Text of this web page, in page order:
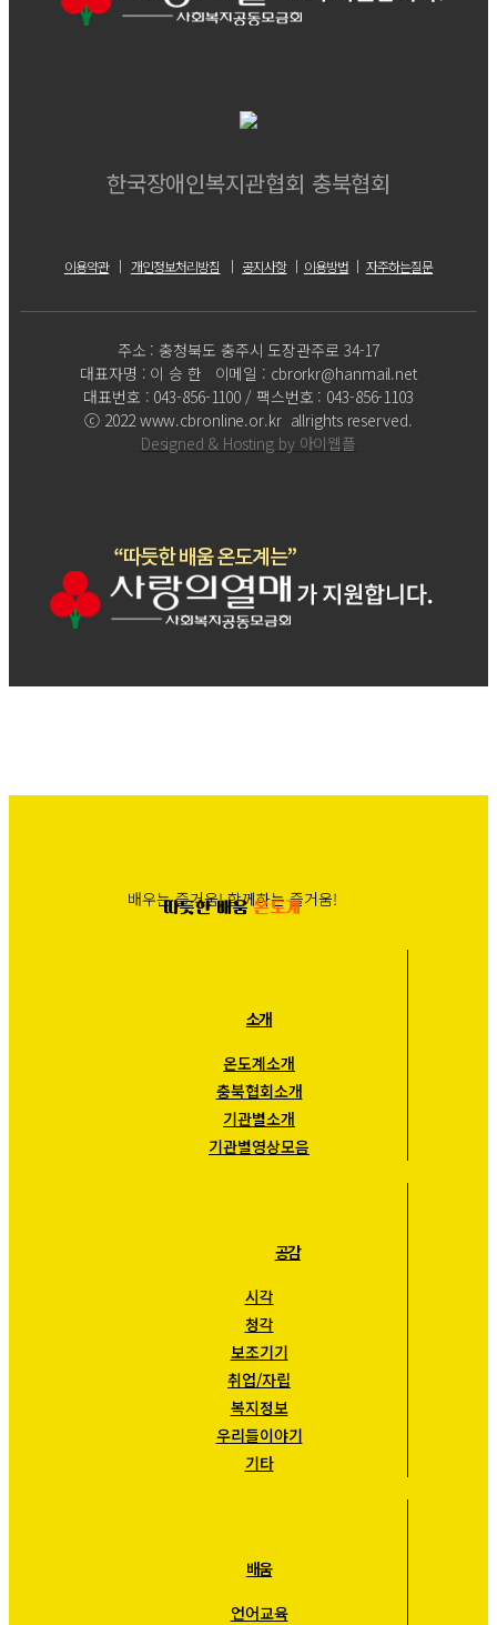
한국장애인복지관협회 충북협회
이용약관 ｜ 개인정보처리방침 ｜ 공지사항 ｜ 이용방법 ｜ 자주하는질문
주소 : 충청북도 충주시 도장관주로 34-17
대표자명 : 이 승 한 이메일 : cbrorkr@hanmail.net
대표번호 : 043-856-1100 / 팩스번호 : 043-856-1103
ⓒ 2022 www.cbronline.or.kr allrights reserved.
Designed & Hosting by 아이웹플
배우는 즐거움! 함께하는 즐거움!
따듯한 배움온도계
소개
온도계소개
충북협회소개
기관별소개
기관별영상모음
공감
시각
청각
보조기기
취업/자립
복지정보
우리들이야기
기타
배움
언어교육